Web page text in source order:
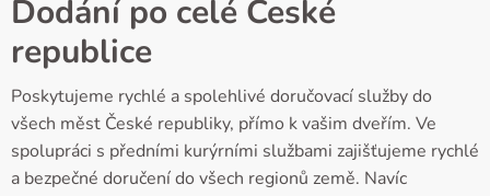
Dodání po celé České
republice
Poskytujeme rychlé a spolehlivé doručovací služby do
všech měst České republiky, přímo k vašim dveřím. Ve
spolupráci s předními kurýrními službami zajišťujeme rychlé
a bezpečné doručení do všech regionů země. Navíc